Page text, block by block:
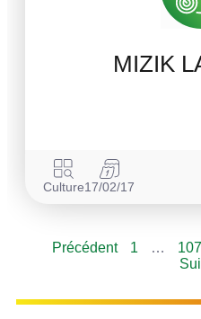
MIZIK
Culture17/02/17
Précédent 1 … 107